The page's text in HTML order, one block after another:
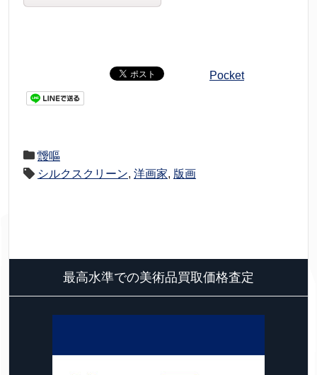
Pocket
靉嘔
シルクスクリーン, 洋画家, 版画
最高水準での美術品買取価格査定